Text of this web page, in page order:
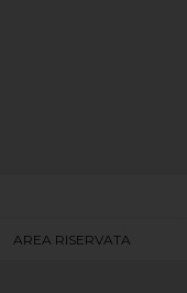
AREA RISERVATA